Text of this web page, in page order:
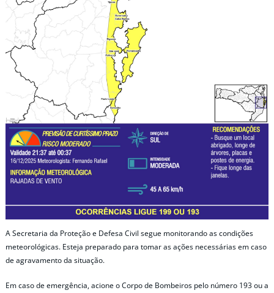
A Secretaria da Proteção e Defesa Civil segue monitorando as condições
meteorológicas. Esteja preparado para tomar as ações necessárias em caso
de agravamento da situação.
Em caso de emergência, acione o Corpo de Bombeiros pelo número 193 ou a